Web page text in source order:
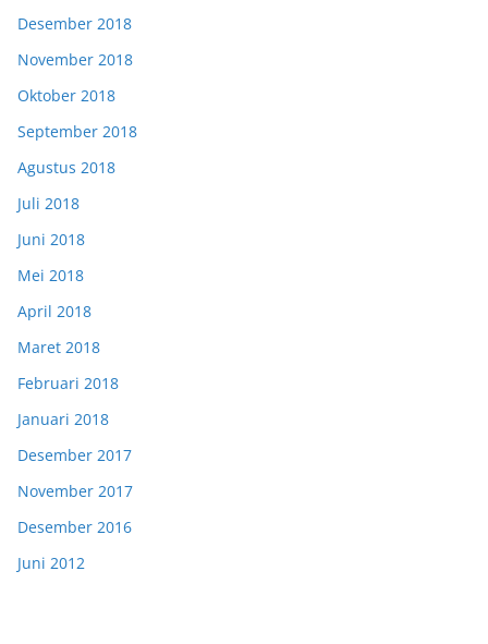
Desember 2018
November 2018
Oktober 2018
September 2018
Agustus 2018
Juli 2018
Juni 2018
Mei 2018
April 2018
Maret 2018
Februari 2018
Januari 2018
Desember 2017
November 2017
Desember 2016
Juni 2012